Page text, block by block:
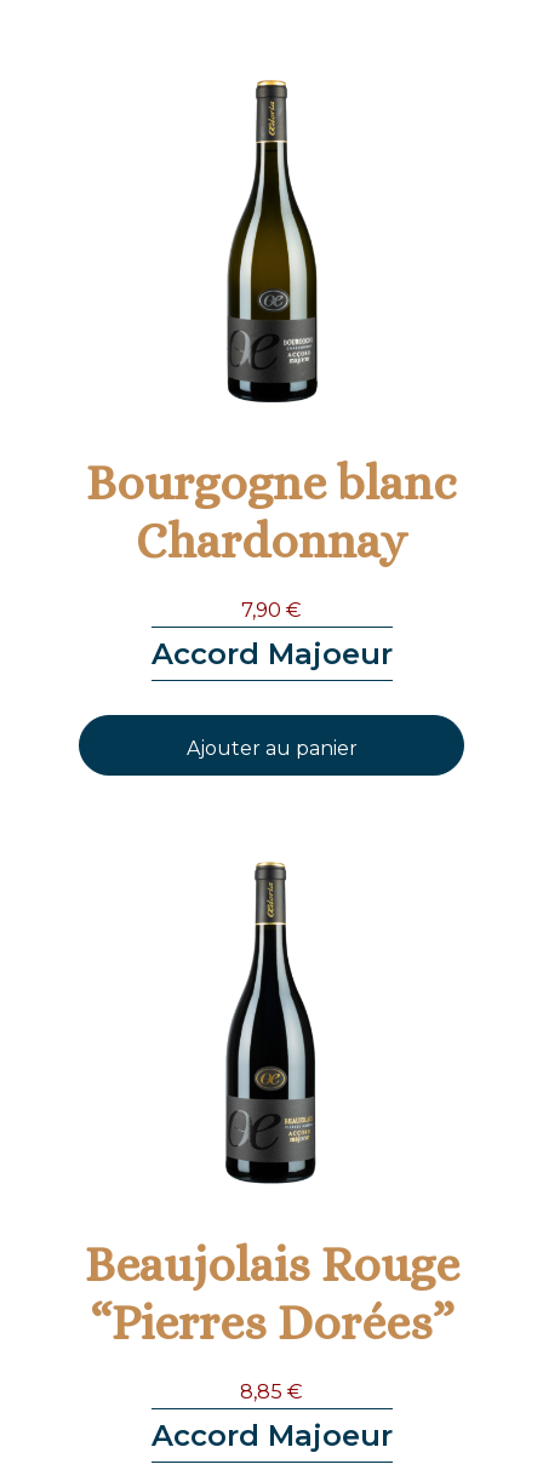
Bourgogne blanc
Chardonnay
7,90 €
Accord Majoeur
Ajouter au panier
Beaujolais Rouge
“Pierres Dorées”
8,85 €
Accord Majoeur